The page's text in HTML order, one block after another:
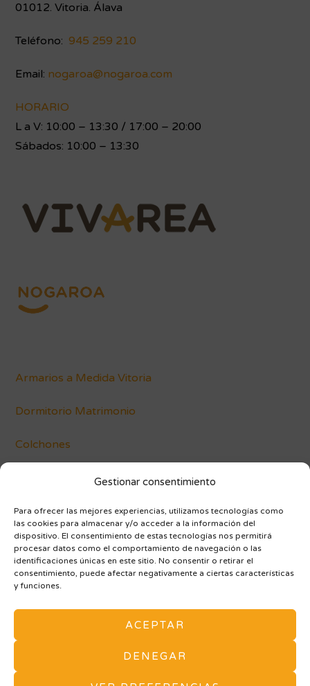
Gestionar consentimiento
Para ofrecer las mejores experiencias, utilizamos tecnologías como
las cookies para almacenar y/o acceder a la información del
dispositivo. El consentimiento de estas tecnologías nos permitirá
procesar datos como el comportamiento de navegación o las
identificaciones únicas en este sitio. No consentir o retirar el
consentimiento, puede afectar negativamente a ciertas características
y funciones.
ACEPTAR
DENEGAR
01012. Vitoria. Álava
Teléfono: 945 259 210
Email: nogaroa@nogaroa.com
HORARIO
L a V: 10:00 – 13:30 / 17:00 – 20:00
Sábados: 10:00 – 13:30
Armarios a Medida Vitoria
Dormitorio Matrimonio
Colchones
Blog
AVISO LEGAL Y POLÍTICA DE PRIVACIDAD
ARMARIOS A MEDIDA
MAPA DE SITIO